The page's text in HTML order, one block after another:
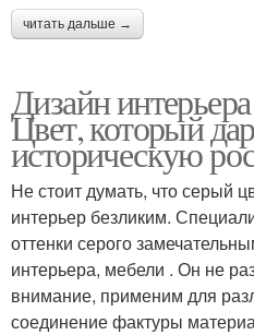
читать дальше →
Дизайн
Цвет, который
историческую
Не стоит думать, что серый
интерьер безликим.
оттенки серого
интерьера, мебели . Он не
внимание, применим для
соединение фактуры